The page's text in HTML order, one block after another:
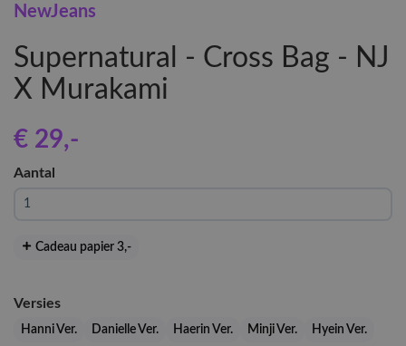
NewJeans
Supernatural - Cross Bag - NJ
X Murakami
€ 29,-
Aantal
Cadeau papier 3,-
Versies
Hanni Ver. Danielle Ver. Haerin Ver. Minji Ver. Hyein Ver.